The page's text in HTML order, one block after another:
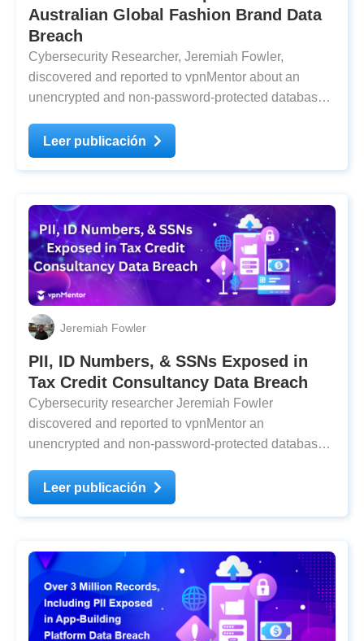
Australian Global Fashion Brand Data
Breach
Cybersecurity Researcher, Jeremiah Fowler,
discovered and reported to vpnMentor about an
unencrypted and non-password-protected database
which presumably belongs to an Australian fashion
brand, held invoices, shipping information, and return
Leer publicación
Jeremiah Fowler
PII, ID Numbers, & SSNs Exposed in
Tax Credit Consultancy Data Breach
Cybersecurity researcher Jeremiah Fowler
discovered and reported to vpnMentor an
unencrypted and non-password-protected database
presumably belonged to a tax credit consulting
agency, held PII, driver’s licenses, military discharge
Leer publicación